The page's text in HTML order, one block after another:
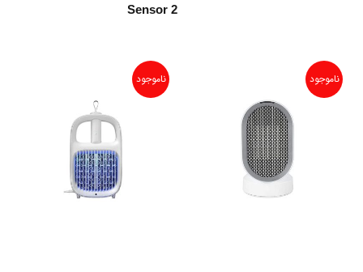
Sensor 2
ناموجود ناموجود